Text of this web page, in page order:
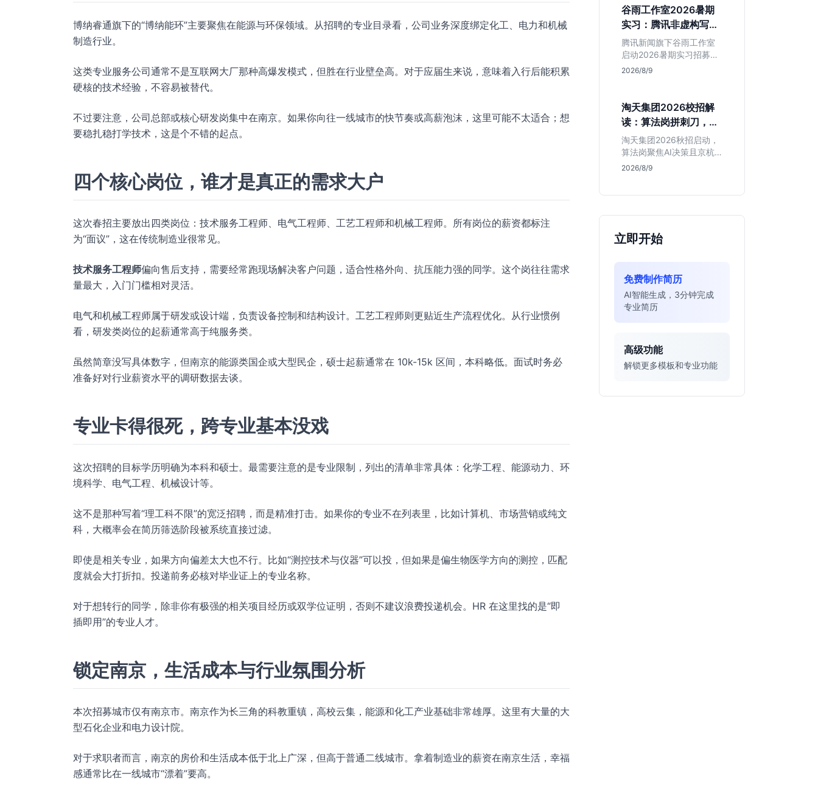
博纳睿通旗下的“博纳能环”主要聚焦在能源与环保领域。从招聘的专业目录看，公司业务深度绑定化工、电力和机械
制造行业。
这类专业服务公司通常不是互联网大厂那种高爆发模式，但胜在行业壁垒高。对于应届生来说，意味着入行后能积累
硬核的技术经验，不容易被替代。
不过要注意，公司总部或核心研发岗集中在南京。如果你向往一线城市的快节奏或高薪泡沫，这里可能不太适合；想
要稳扎稳打学技术，这是个不错的起点。
四个核心岗位，谁才是真正的需求大户
这次春招主要放出四类岗位：技术服务工程师、电气工程师、工艺工程师和机械工程师。所有岗位的薪资都标注
为“面议”，这在传统制造业很常见。
技术服务工程师偏向售后支持，需要经常跑现场解决客户问题，适合性格外向、抗压能力强的同学。这个岗往往需求
量最大，入门门槛相对灵活。
电气和机械工程师属于研发或设计端，负责设备控制和结构设计。工艺工程师则更贴近生产流程优化。从行业惯例
看，研发类岗位的起薪通常高于纯服务类。
虽然简章没写具体数字，但南京的能源类国企或大型民企，硕士起薪通常在 10k-15k 区间，本科略低。面试时务必
准备好对行业薪资水平的调研数据去谈。
专业卡得很死，跨专业基本没戏
这次招聘的目标学历明确为本科和硕士。最需要注意的是专业限制，列出的清单非常具体：化学工程、能源动力、环
境科学、电气工程、机械设计等。
这不是那种写着“理工科不限”的宽泛招聘，而是精准打击。如果你的专业不在列表里，比如计算机、市场营销或纯文
科，大概率会在简历筛选阶段被系统直接过滤。
即使是相关专业，如果方向偏差太大也不行。比如“测控技术与仪器”可以投，但如果是偏生物医学方向的测控，匹配
度就会大打折扣。投递前务必核对毕业证上的专业名称。
对于想转行的同学，除非你有极强的相关项目经历或双学位证明，否则不建议浪费投递机会。HR 在这里找的是“即
插即用”的专业人才。
锁定南京，生活成本与行业氛围分析
本次招募城市仅有南京市。南京作为长三角的科教重镇，高校云集，能源和化工产业基础非常雄厚。这里有大量的大
型石化企业和电力设计院。
对于求职者而言，南京的房价和生活成本低于北上广深，但高于普通二线城市。拿着制造业的薪资在南京生活，幸福
感通常比在一线城市“漂着”要高。
本文解读岗位需求与福利
含金量，帮应届生快速判
断投递价值。
谷雨工作室2026暑期
实习：腾讯非虚构写作
平台，仅限新闻社会学
专业
腾讯新闻旗下谷雨工作室
启动2026暑期实习招募。
本次招聘门槛明确，仅限
的头部团队，该岗位提供
独立发稿机会与高含金量
行业背书，但转正名额紧
缩，适合追求深度报道的
垂直领域人才。
2026/8/9
淘天集团2026校招解
读：算法岗拼刺刀，运
营岗限杭州，这两类人
慎投
淘天集团2026秋招启动，
算法岗聚焦AI决策且京杭
双城开放，运营岗仅限杭
值得投递。
2026/8/9
立即开始
免费制作简历
AI智能生成，3分钟完成
专业简历
高级功能
解锁更多模板和专业功能